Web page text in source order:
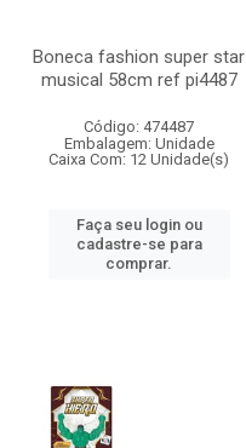
Boneca fashion super star
musical 58cm ref pi4487
Código: 474487
Embalagem: Unidade
Caixa Com: 12 Unidade(s)
Faça seu login ou
cadastre-se para
comprar.